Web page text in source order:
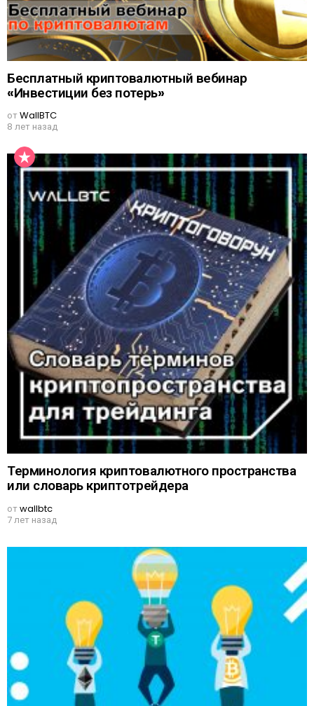
Бесплатный криптовалютный вебинар
«Инвестиции без потерь»
отWallBTC
8 лет назад
Терминология криптовалютного пространства
или словарь криптотрейдера
отwallbtc
7 лет назад